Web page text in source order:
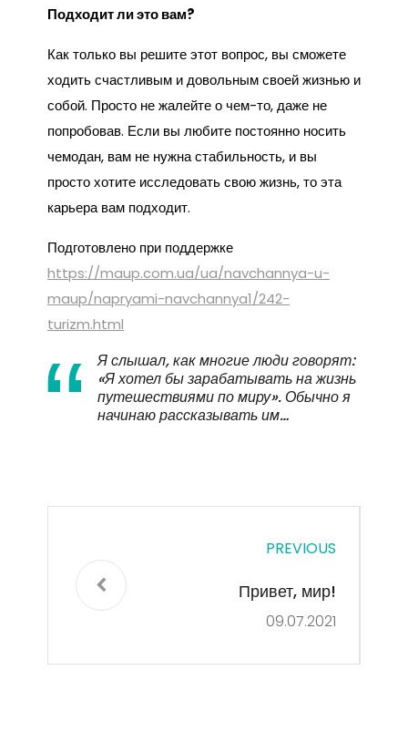
Подходит ли это вам?
Как только вы решите этот вопрос, вы сможете
ходить счастливым и довольным своей жизнью и
собой. Просто не жалейте о чем-то, даже не
попробовав. Если вы любите постоянно носить
чемодан, вам не нужна стабильность, и вы
просто хотите исследовать свою жизнь, то эта
карьера вам подходит.
Подготовлено при поддержке
https://maup.com.ua/ua/navchannya-u-
maup/napryami-navchannya1/242-
turizm.html
Я слышал, как многие люди говорят:
«Я хотел бы зарабатывать на жизнь
путешествиями по миру». Обычно я
начинаю рассказывать им…
PREVIOUS
Привет, мир!
09.07.2021